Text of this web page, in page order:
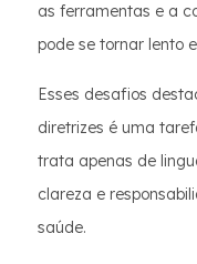
as ferramentas e a
pode se tornar lento
Esses desafios
diretrizes é uma
trata apenas de
clareza e
saúde.